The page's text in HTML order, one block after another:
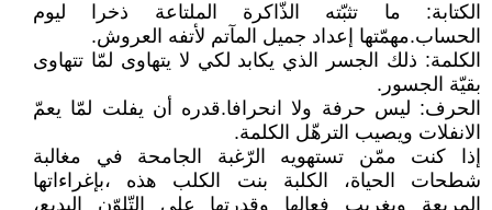
الكتابة: ما تثبّته الذّاكرة الملتاعة ذخرا ليوم
الحساب.مهمّتها إعداد جميل المآتم لأتفه العروش.
الكلمة: ذلك الجسر الذي يكابد لكي لا يتهاوى لمّا تتهاوى
بقيّة الجسور.
الحرف: ليس حرفة ولا انحرافا.قدره أن يفلت لمّا يعمّ
الانفلات ويصيب الترهّل الكلمة.
إذا كنت ممّن تستهويه الرّغبة الجامحة في مغالبة
شطحات الحياة، الكلبة بنت الكلب هذه ،بإغراءاتها
المريعة وبغريب فعالها وقدرتها على التّلوّن البديع،